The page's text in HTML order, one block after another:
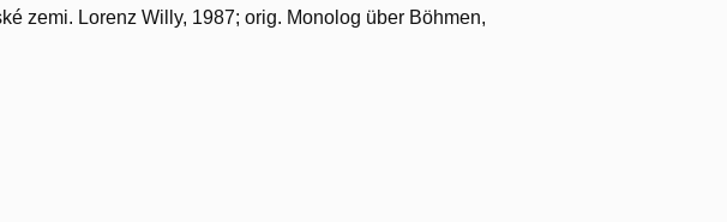
zemi. Lorenz Willy, 1987; orig. Monolog über Böhmen,